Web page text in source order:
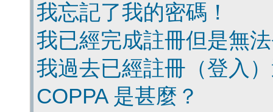
我忘記了我的密碼！
我已經完成註冊但是無
我過去已經註冊（登入
COPPA 是甚麼？